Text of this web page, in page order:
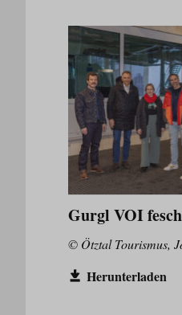
Gurgl VOI
© Ötztal Tourismus,
Herunterladen